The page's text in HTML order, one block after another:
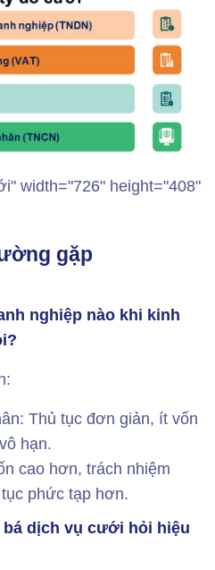
width="726" height="408"
gặp
nghiệp nào khi kinh
Thủ tục đơn giản, ít vốn
hạn.
cao hơn, trách nhiệm
phức tạp hơn.
bá dịch vụ cưới hỏi hiệu